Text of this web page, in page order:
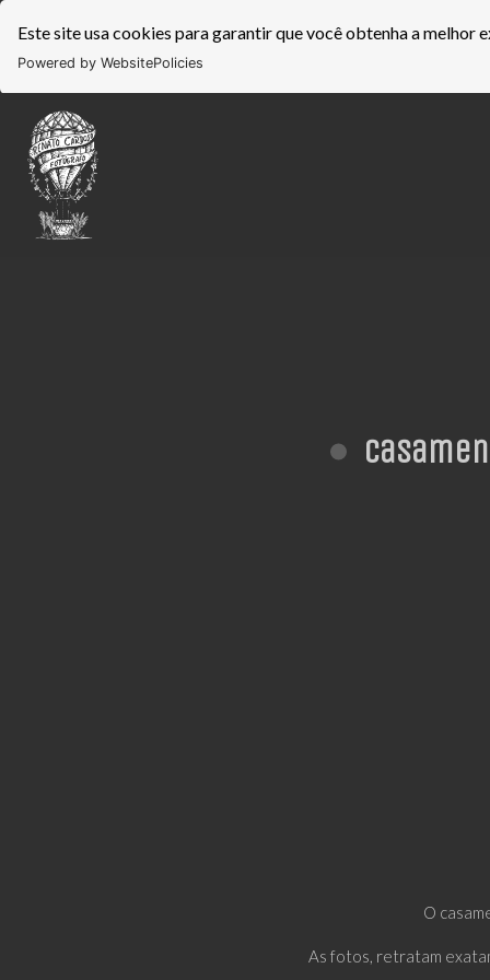
Este site usa cookies para garantir que você obtenha a melhor
Powered by WebsitePolicies
O
As fotos, retratam